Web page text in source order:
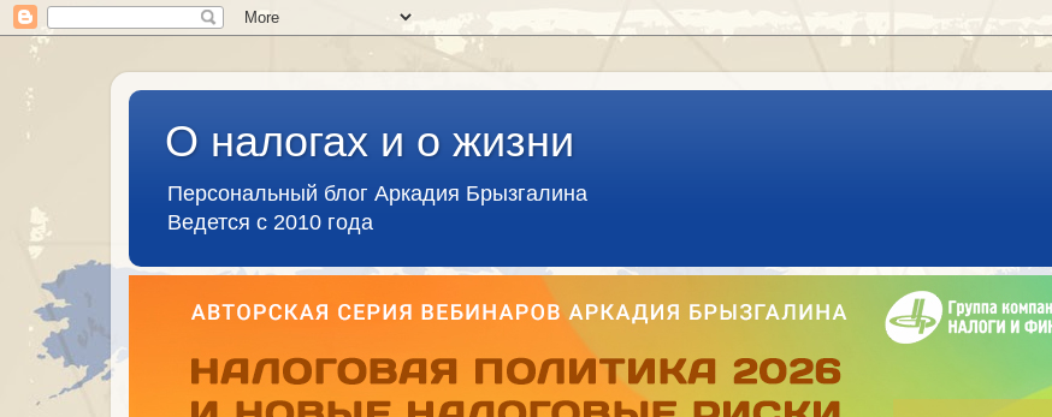
О налогах и о жизни
Персональный блог Аркадия Брызгалина
Ведется с 2010 года